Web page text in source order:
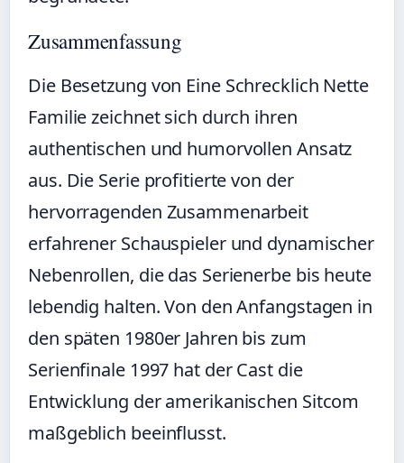
Zusammenfassung
Die Besetzung von Eine Schrecklich Nette
Familie zeichnet sich durch ihren
authentischen und humorvollen Ansatz
aus. Die Serie profitierte von der
hervorragenden Zusammenarbeit
erfahrener Schauspieler und dynamischer
Nebenrollen, die das Serienerbe bis heute
lebendig halten. Von den Anfangstagen in
den späten 1980er Jahren bis zum
Serienfinale 1997 hat der Cast die
Entwicklung der amerikanischen Sitcom
maßgeblich beeinflusst.